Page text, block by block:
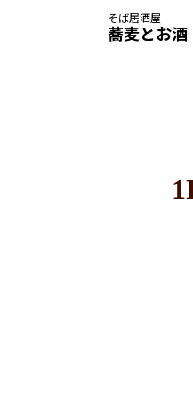
そば居酒屋
蕎麦とお酒